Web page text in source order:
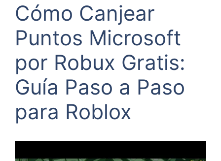
Cómo Canjear
Puntos Microsoft
por Robux Gratis:
Guía Paso a Paso
para Roblox